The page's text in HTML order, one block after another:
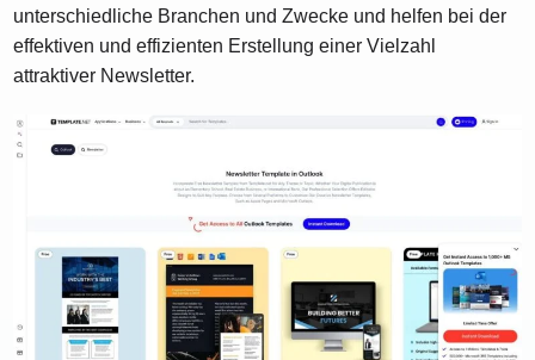
unterschiedliche Branchen und Zwecke und helfen bei der
effektiven und effizienten Erstellung einer Vielzahl
attraktiver Newsletter.